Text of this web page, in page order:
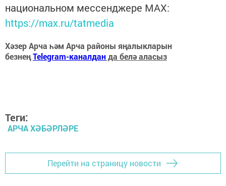
национальном мессенджере MАХ:
https://max.ru/tatmedia
Хәзер Арча һәм Арча районы яңалыкларын
безнеңTelegram-каналданда белә аласыз
Теги:
АРЧА ХӘБӘРЛӘРЕ
Перейти на страницу новости